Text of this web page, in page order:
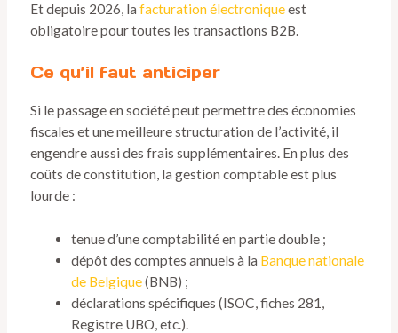
Et depuis 2026, la facturation électroniqueest
obligatoire pour toutes les transactions B2B.
Ce qu’il faut anticiper
Si le passage en société peut permettre des économies
fiscales et une meilleure structuration de l’activité, il
engendre aussi des frais supplémentaires. En plus des
coûts de constitution, la gestion comptable est plus
lourde :
tenue d’une comptabilité en partie double ;
dépôt des comptes annuels à la Banque nationale
de Belgique(BNB) ;
déclarations spécifiques (ISOC, fiches 281,
Registre UBO, etc.).